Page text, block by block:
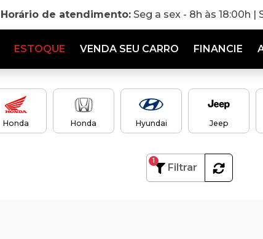
Horário de atendimento: Seg a sex - 8h às 18:00h
ESTOQUE VENDA SEU CARRO FINANCIE
Honda Honda Hyundai Jeep
Filtrar
1